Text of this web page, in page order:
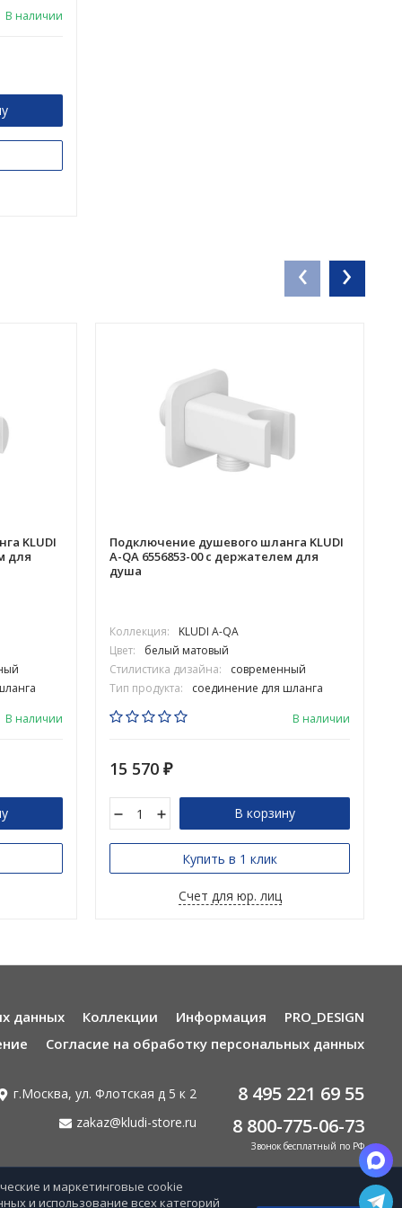
В наличии
KLUDI
для
В наличии
Подключение душевого шланга KLUDI
A-QA 6556853-00 с держателем для
душа
Коллекция:
KLUDI A-QA
Цвет:
белый матовый
Стилистика дизайна:
современный
Тип продукта:
соединение для шланга
В наличии
15 570 ₽
В корзину
Купить в 1 клик
Счет для юр. лиц
‹ ›
данных Коллекции Информация
PRO_DESIGN
Согласие на обработку персональных данных
г.Москва, ул. Флотская д 5 к 2
zakaz@kludi-store.ru
8 495 221 69 55
8 800-775-06-73
Звонок бесплатный по РФ
и маркетинговые cookie
и использование всех категорий